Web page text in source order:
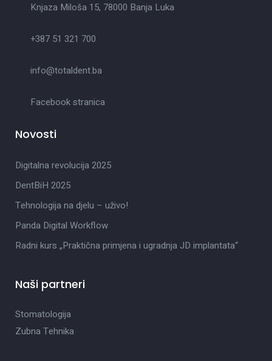
Knjaza Miloša 15, 78000 Banja Luka
+387 51 321 700
info@totaldent.ba
Facebook stranica
Novosti
Digitalna revolucija 2025
DentBiH 2025
Tehnologija na djelu – uživo!
Panda Digital Workflow
Radni kurs „Praktična primjena i ugradnja JD implantata“
Naši partneri
Stomatologija
Zubna Tehnika